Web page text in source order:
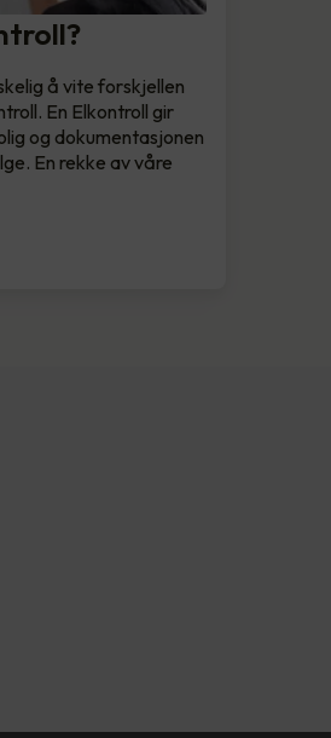
å vite forskjellen
En Elkontroll gir
og dokumentasjonen
En rekke av våre